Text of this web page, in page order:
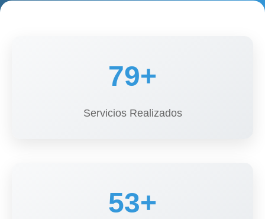
120+
Servicios Realizados
80+